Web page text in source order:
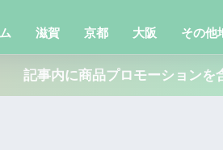
滋賀 京都 大阪 その他
記事内に商品プロモーションを